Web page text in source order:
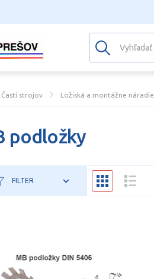
Časti strojov Ložiská a montážne náradie
podložky
FILTER